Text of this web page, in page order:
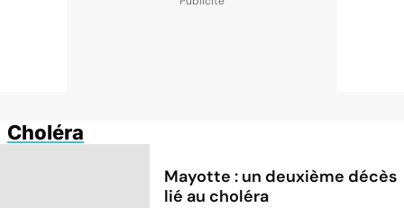
Choléra
Mayotte : un deuxième décès
lié au choléra